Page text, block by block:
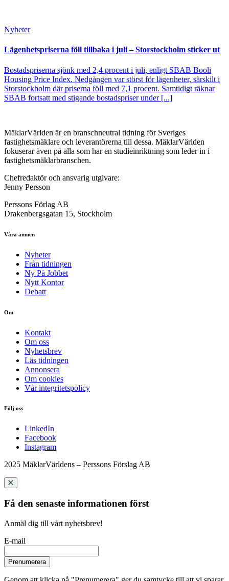
Nyheter
Lägenhetspriserna föll tillbaka i juli – Storstockholm sticker ut
Bostadspriserna sjönk med 2,4 procent i juli, enligt SBAB Booli
Housing Price Index. Nedgången var störst för lägenheter, särskilt i
Storstockholm där priserna föll med 7,1 procent. Samtidigt räknar
SBAB fortsatt med stigande bostadspriser under [...]
MäklarVärlden är en branschneutral tidning för Sveriges
fastighetsmäklare och leverantörerna till dessa. MäklarVärlden
fokuserar även på alla som har en studieinriktning som leder in i
fastighetsmäklarbranschen.
Chefredaktör och ansvarig utgivare:
Jenny Persson
Perssons Förlag AB
Drakenbergsgatan 15, Stockholm
Våra ämnen
Nyheter
Från tidningen
Ny På Jobbet
Nytt Kontor
Debatt
Om
Kontakt
Om oss
Nyhetsbrev
Läs tidningen
Annonsera
Om cookies
Vår integritetspolicy
Följ oss
LinkedIn
Facebook
Instagram
2025 MäklarVärldens – Perssons Förslag AB
Få den senaste informationen först
Anmäl dig till vårt nyhetsbrev!
E-mail
Prenumerera